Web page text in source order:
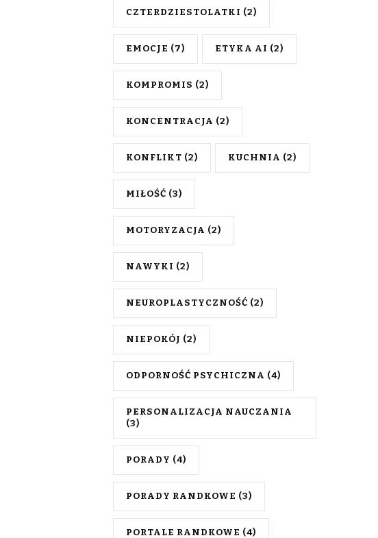
CZTERDZIESTOLATKI (2)
EMOCJE (7) ETYKA AI (2)
KOMPROMIS (2)
KONCENTRACJA (2)
KONFLIKT (2) KUCHNIA (2)
MIŁOŚĆ (3)
MOTORYZACJA (2)
NAWYKI (2)
NEUROPLASTYCZNOŚĆ (2)
NIEPOKÓJ (2)
ODPORNOŚĆ PSYCHICZNA (4)
PERSONALIZACJA NAUCZANIA
(3)
PORADY (4)
PORADY RANDKOWE (3)
PORTALE RANDKOWE (4)